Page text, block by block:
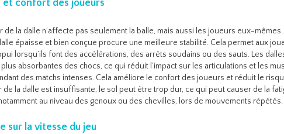
et confort des joueurs
de la dalle n’affecte pas seulement la balle, mais aussi les joueurs eux-
épaisse et bien conçue procure une meilleure stabilité. Cela permet aux
lorsqu’ils font des accélérations, des arrêts soudains ou des sauts. Les
absorbantes des chocs, ce qui réduit l’impact sur les articulations et les
des matchs intenses. Cela améliore le confort des joueurs et réduit le
de la dalle est insuffisante, le sol peut être trop dur, ce qui peut causer de la
au niveau des genoux ou des chevilles, lors de mouvements répétés.
sur la vitesse du jeu